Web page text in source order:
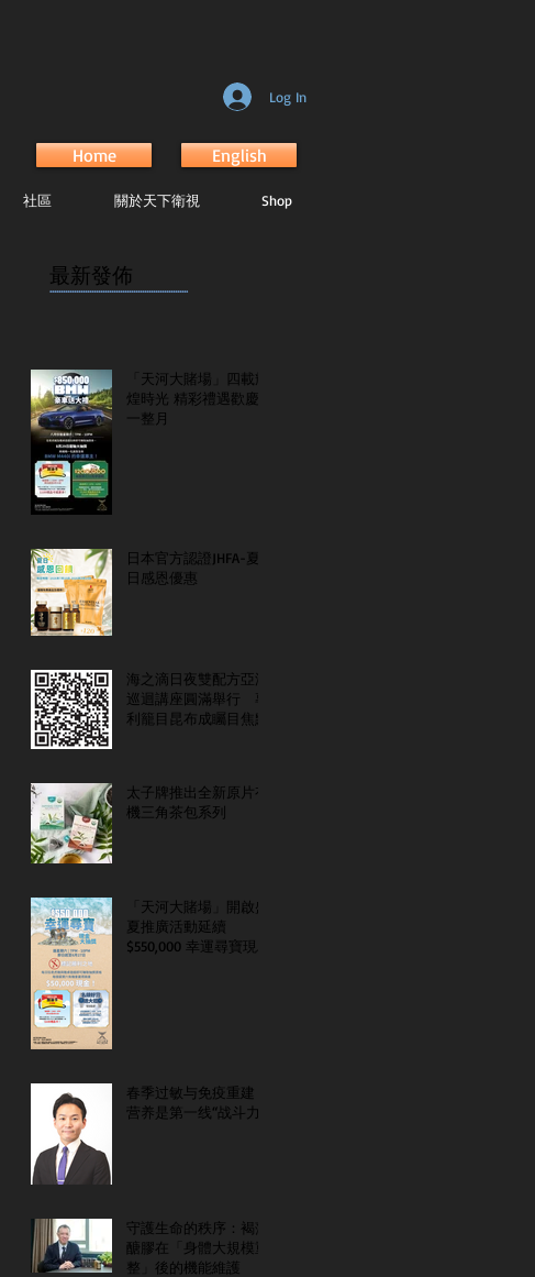
Log In
Home English
社區 關於天下衛視 Shop
最新發佈
...............................................................
「天河大賭場」四載輝
煌時光 精彩禮遇歡慶
一整月
日本官方認證JHFA-夏
日感恩優惠
海之滴日夜雙配方亞洲
巡迴講座圓滿舉行 專
利籠目昆布成矚目焦點
太子牌推出全新原片有
機三角茶包系列
「天河大賭場」開啟盛
夏推廣活動延續
$550,000 幸運尋寶現金
春季过敏与免疫重建：
营养是第一线“战斗力”
守護生命的秩序：褐藻
醣膠在「身體大規模重
整」後的機能維護